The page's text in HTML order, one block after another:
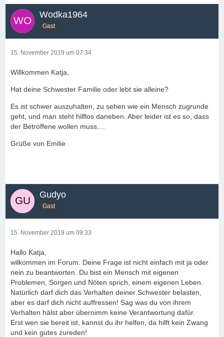
Wodka1964
Gast
15. November 2019 um 07:34
Willkommen Katja,
Hat deine Schwester Familie oder lebt sie alleine?
Es ist schwer auszuhalten, zu sehen wie ein Mensch zugrunde
geht, und man steht hilflos daneben. Aber leider ist es so, dass
der Betroffene wollen muss....
Grüße von Emilie
Gudyo
Gast
15. November 2019 um 09:33
Hallo Katja,
wilkommen im Forum. Deine Frage ist nicht einfach mit ja oder
nein zu beantworten. Du bist ein Mensch mit eigenen
Problemen, Sorgen und Nöten sprich, einem eigenen Leben.
Natürlich darf dich das Verhalten deiner Schwester belasten,
aber es darf dich nicht auffressen! Sag was du von ihrem
Verhalten hälst aber übernimm keine Verantwortung dafür.
Erst wen sie bereit ist, kannst du ihr helfen, da hilft kein Zwang
und kein gutes zureden!